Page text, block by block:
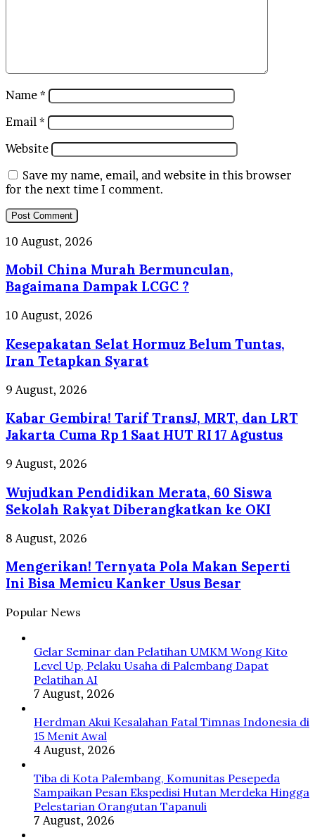
Name *
Email *
Website
Save my name, email, and website in this browser
for the next time I comment.
Mobil
Murah
Bermunculan,
Bagaimana
Dampak
?
10 August, 2026
Mobil China Murah Bermunculan,
Bagaimana Dampak LCGC ?
Kesepakatan
Hormuz
Belum
Tuntas,
Iran
Tetapkan
Syarat
10 August, 2026
Kesepakatan Selat Hormuz Belum Tuntas,
Iran Tetapkan Syarat
Kabar
Tarif
TransJ,
MRT,
dan
Jakarta
Cuma
Rp
Saat
RI
17
9 August, 2026
Kabar Gembira! Tarif TransJ, MRT, dan LRT
Jakarta Cuma Rp 1 Saat HUT RI 17 Agustus
Wujudkan
Merata,
60
Siswa
Sekolah
Rakyat
Diberangkatkan
ke
OKI
9 August, 2026
Wujudkan Pendidikan Merata, 60 Siswa
Sekolah Rakyat Diberangkatkan ke OKI
Mengerikan!
Pola
Makan
Seperti
Ini
Bisa
Memicu
Kanker
Besar
8 August, 2026
Mengerikan! Ternyata Pola Makan Seperti
Ini Bisa Memicu Kanker Usus Besar
Popular News
Gelar Seminar dan Pelatihan UMKM Wong Kito
Level Up, Pelaku Usaha di Palembang Dapat
Pelatihan AI
7 August, 2026
Herdman Akui Kesalahan Fatal Timnas Indonesia di
15 Menit Awal
4 August, 2026
Tiba di Kota Palembang, Komunitas Pesepeda
Sampaikan Pesan Ekspedisi Hutan Merdeka Hingga
Pelestarian Orangutan Tapanuli
7 August, 2026